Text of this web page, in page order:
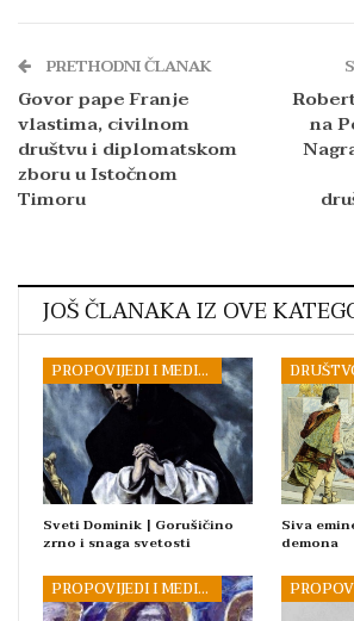
PRETHODNI ČLANAK
Govor pape Franje
vlastima, civilnom
društvu i diplomatskom
zboru u Istočnom
Timoru
na
JOŠ ČLANAKA IZ OVE
PROPOVIJEDI I MEDITACIJE
Sveti Dominik | Gorušičino
zrno i snaga svetosti
Siva
demona
PROPOVIJEDI I MEDITACIJE